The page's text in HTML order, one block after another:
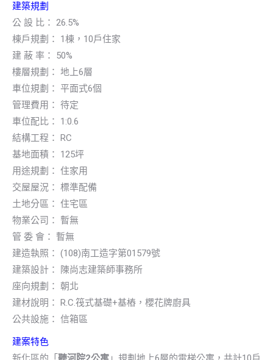
建築規劃
公 設 比： 26.5%
棟戶規劃： 1棟，10戶住家
建 蔽 率： 50%
樓層規劃： 地上6層
車位規劃： 平面式6個
管理費用： 待定
車位配比： 1:0.6
結構工程： RC
基地面積： 125坪
用途規劃： 住家用
交屋屋況： 標準配備
土地分區： 住宅區
物業公司： 暫無
管 委 會： 暫無
建造執照： (108)南工造字第01579號
建築設計： 陳尚志建築師事務所
座向規劃： 朝北
建材說明： R.C.筏式基礎+基樁，櫻花牌廚具
公共設施： 信箱區
建案特色